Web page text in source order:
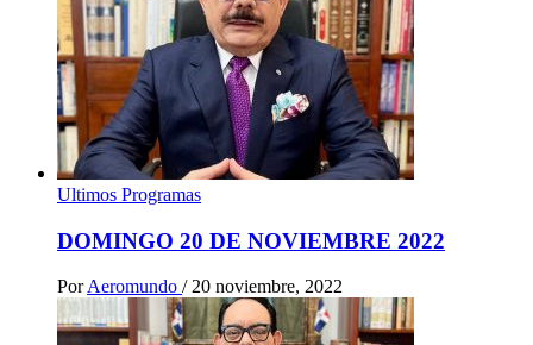
Ultimos Programas
DOMINGO 20 DE NOVIEMBRE 2022
Por Aeromundo / 20 noviembre, 2022